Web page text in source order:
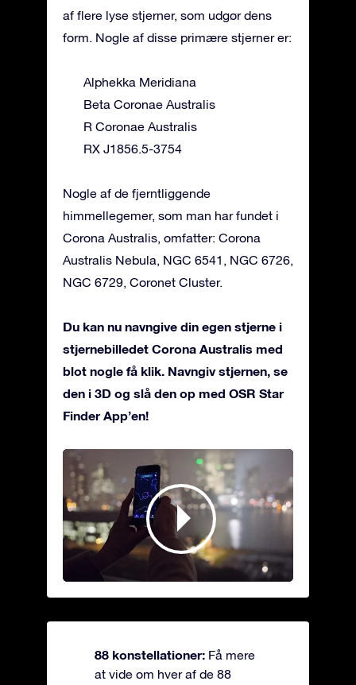
af flere lyse stjerner, som udgør dens
form. Nogle af disse primære stjerner er:
Alphekka Meridiana
Beta Coronae Australis
R Coronae Australis
RX J1856.5-3754
Nogle af de fjerntliggende
himmellegemer, som man har fundet i
Corona Australis, omfatter: Corona
Australis Nebula, NGC 6541, NGC 6726,
NGC 6729, Coronet Cluster.
Du kan nu navngive din egen stjerne i
stjernebilledet Corona Australis med
blot nogle få klik. Navngiv stjernen, se
den i 3D og slå den op med OSR Star
Finder App’en!
88 konstellationer: Få mere
at vide om hver af de 88